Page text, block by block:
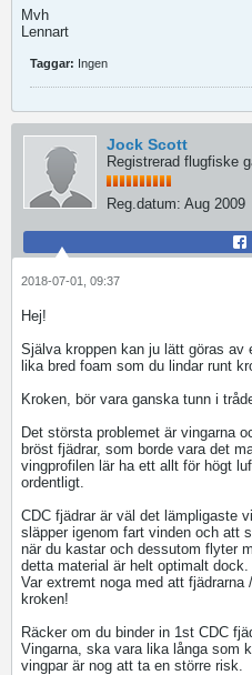
Mvh
Lennart
Taggar: Ingen
Jock Scott
Registrerad flugfiske
Reg.datum: Aug 2009
2018-07-01, 09:37
Hej!
Själva kroppen kan ju lätt göras
lika bred foam som du lindar runt
Kroken, bör vara ganska tunn i
Det största problemet är vingarna
bröst fjädrar, som borde vara det
vingprofilen lär ha ett allt för högt
ordentligt.
CDC fjädrar är väl det lämpligaste
släpper igenom fart vinden och att
när du kastar och dessutom flyter
detta material är helt optimalt dock.
Var extremt noga med att
kroken!
Räcker om du binder in 1st CDC
Vingarna, ska vara lika långa som
vingpar är nog att ta en större risk.